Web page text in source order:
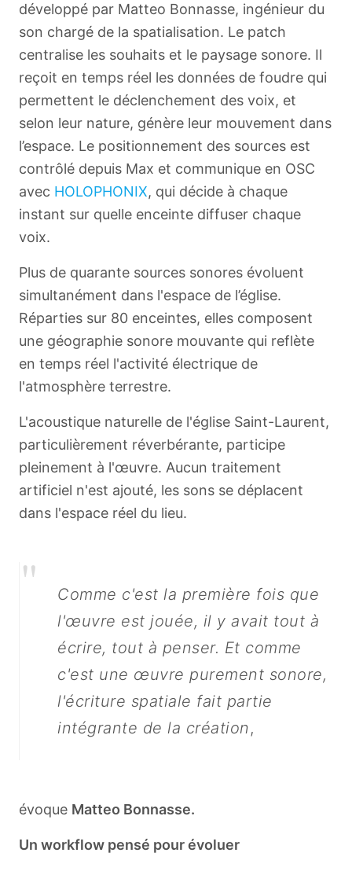
développé par Matteo Bonnasse, ingénieur du
son chargé de la spatialisation. Le patch
centralise les souhaits et le paysage sonore. Il
reçoit en temps réel les données de foudre qui
permettent le déclenchement des voix, et
selon leur nature, génère leur mouvement dans
l’espace. Le positionnement des sources est
contrôlé depuis Max et communique en OSC
avec HOLOPHONIX, qui décide à chaque
instant sur quelle enceinte diffuser chaque
voix.
Plus de quarante sources sonores évoluent
simultanément dans l'espace de l’église.
Réparties sur 80 enceintes, elles composent
une géographie sonore mouvante qui reflète
en temps réel l'activité électrique de
l'atmosphère terrestre.
L'acoustique naturelle de l'église Saint-Laurent,
particulièrement réverbérante, participe
pleinement à l'œuvre. Aucun traitement
artificiel n'est ajouté, les sons se déplacent
dans l'espace réel du lieu.
"
Comme c'est la première fois que
l'œuvre est jouée, il y avait tout à
écrire, tout à penser. Et comme
c'est une œuvre purement sonore,
l'écriture spatiale fait partie
intégrante de la création,
évoque Matteo Bonnasse.
Un workflow pensé pour évoluer